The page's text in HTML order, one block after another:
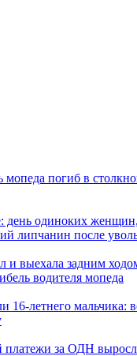
мопеда погиб в
день одиноких женщин,
липчанин после
и выехала задним
водителя мопеда
16-летнего мальчика:
платежи за ОДН